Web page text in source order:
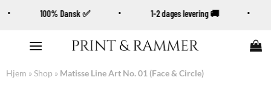
100% Dansk ✅ 1-2 dages levering 🚚
indhold
Hjem »Shop » Matisse Line Art No. 01 (Face & Circle)